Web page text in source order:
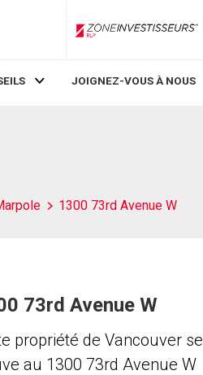
JOIGNEZ-VOUS À NOUS
1300 73rd Avenue W
73rd Avenue W
propriété de Vancouver se
au 1300 73rd Avenue W